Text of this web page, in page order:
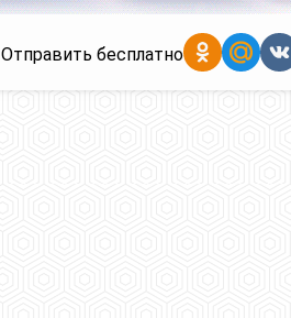
Отправить бесплатно